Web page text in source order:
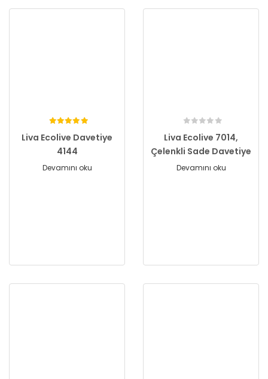
Liva Ecolive Davetiye
4144
Devamını oku
Liva Ecolive 7014,
Çelenkli Sade Davetiye
Devamını oku